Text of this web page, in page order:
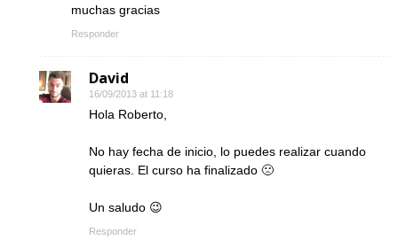
muchas gracias
Responder
David
16/09/2013 at 11:18
Hola Roberto,
No hay fecha de inicio, lo puedes realizar cuando
quieras. El curso ha finalizado 🙁
Un saludo 😉
Responder